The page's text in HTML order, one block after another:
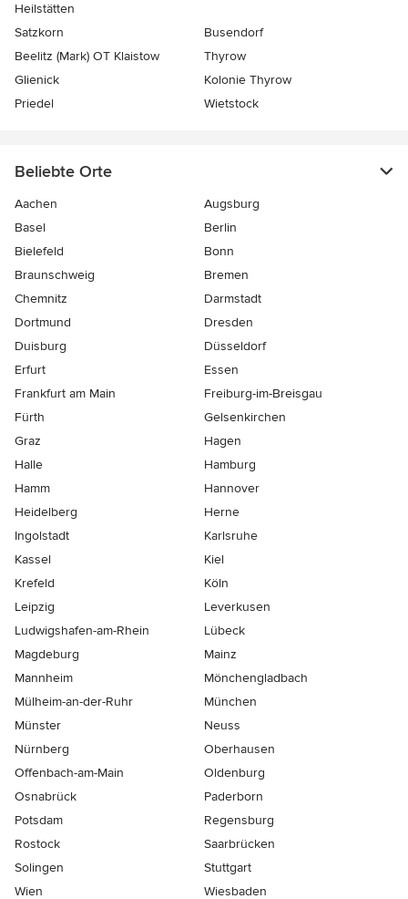
Heilstätten
Satzkorn
Busendorf
Beelitz (Mark) OT Klaistow
Thyrow
Glienick
Kolonie Thyrow
Priedel
Wietstock
Beliebte Orte
Aachen
Augsburg
Basel
Berlin
Bielefeld
Bonn
Braunschweig
Bremen
Chemnitz
Darmstadt
Dortmund
Dresden
Duisburg
Düsseldorf
Erfurt
Essen
Frankfurt am Main
Freiburg-im-Breisgau
Fürth
Gelsenkirchen
Graz
Hagen
Halle
Hamburg
Hamm
Hannover
Heidelberg
Herne
Ingolstadt
Karlsruhe
Kassel
Kiel
Krefeld
Köln
Leipzig
Leverkusen
Ludwigshafen-am-Rhein
Lübeck
Magdeburg
Mainz
Mannheim
Mönchen­gladbach
Mülheim-an-der-Ruhr
München
Münster
Neuss
Nürnberg
Oberhausen
Offenbach-am-Main
Oldenburg
Osnabrück
Paderborn
Potsdam
Regensburg
Rostock
Saarbrücken
Solingen
Stuttgart
Wien
Wiesbaden